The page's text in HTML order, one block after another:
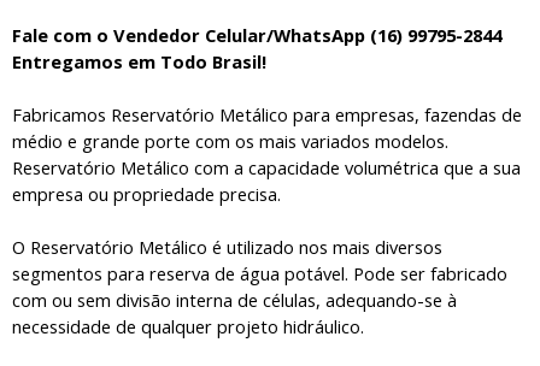
Fale com o Vendedor Celular/WhatsApp (16) 99795-2844
Entregamos em Todo Brasil!
Fabricamos Reservatório Metálico para empresas, fazendas de
médio e grande porte com os mais variados modelos.
Reservatório Metálico com a capacidade volumétrica que a sua
empresa ou propriedade precisa.
O Reservatório Metálico é utilizado nos mais diversos
segmentos para reserva de água potável. Pode ser fabricado
com ou sem divisão interna de células, adequando-se à
necessidade de qualquer projeto hidráulico.